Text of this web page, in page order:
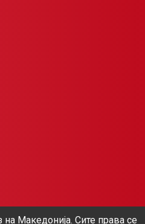
на Македонија. Сите права се